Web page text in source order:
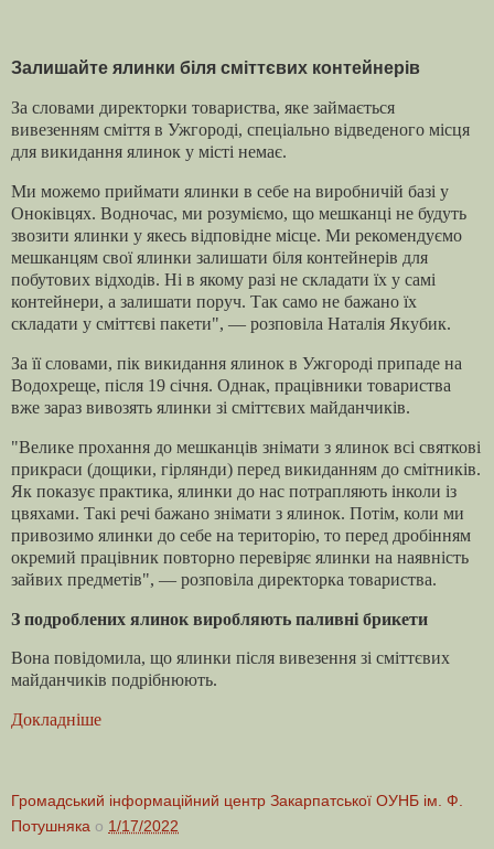
Залишайте ялинки біля сміттєвих контейнерів
За словами директорки товариства, яке займається
вивезенням сміття в Ужгороді, спеціально відведеного місця
для викидання ялинок у місті немає.
Ми можемо приймати ялинки в себе на виробничій базі у
Оноківцях. Водночас, ми розуміємо, що мешканці не будуть
звозити ялинки у якесь відповідне місце. Ми рекомендуємо
мешканцям свої ялинки залишати біля контейнерів для
побутових відходів. Ні в якому разі не складати їх у самі
контейнери, а залишати поруч. Так само не бажано їх
складати у сміттєві пакети", — розповіла Наталія Якубик.
За її словами, пік викидання ялинок в Ужгороді припаде на
Водохреще, після 19 січня. Однак, працівники товариства
вже зараз вивозять ялинки зі сміттєвих майданчиків.
"Велике прохання до мешканців знімати з ялинок всі святкові
прикраси (дощики, гірлянди) перед викиданням до смітників.
Як показує практика, ялинки до нас потрапляють інколи із
цвяхами. Такі речі бажано знімати з ялинок. Потім, коли ми
привозимо ялинки до себе на територію, то перед дробінням
окремий працівник повторно перевіряє ялинки на наявність
зайвих предметів", — розповіла директорка товариства.
З подроблених ялинок виробляють паливні брикети
Вона повідомила, що ялинки після вивезення зі сміттєвих
майданчиків подрібнюють.
Докладніше
Громадський інформаційний центр Закарпатської ОУНБ ім. Ф.
Потушняка о 1/17/2022